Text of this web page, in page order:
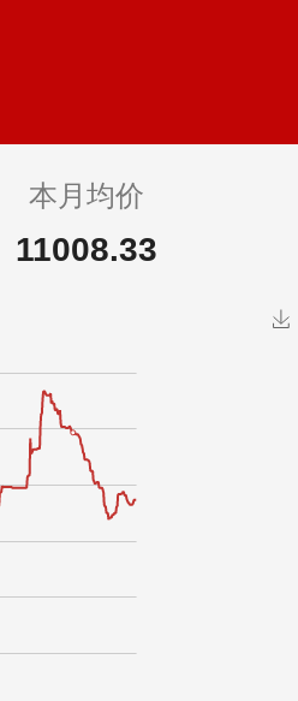
本月均价
11008.33